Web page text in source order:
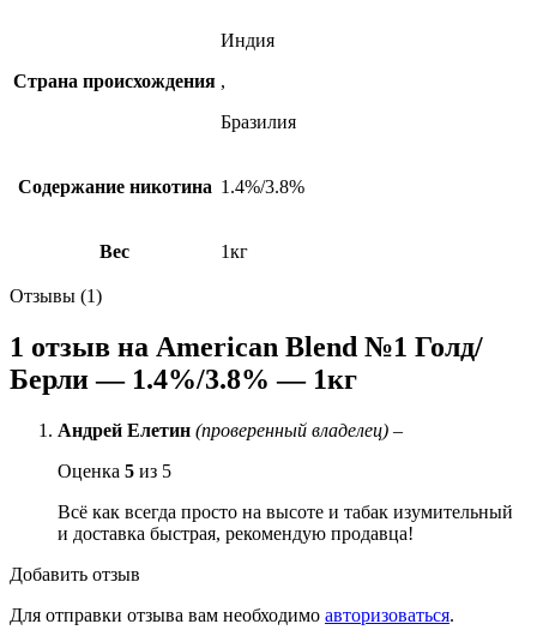
Страна происхождения
Индия
,
Бразилия
Содержание никотина 1.4%/3.8%
Вес 1кг
Отзывы (1)
1 отзыв на American Blend №1 Голд/
Берли — 1.4%/3.8% — 1кг
Андрей Елетин (проверенный владелец) –
Оценка 5 из 5
Всё как всегда просто на высоте и табак изумительный
и доставка быстрая, рекомендую продавца!
Добавить отзыв
Для отправки отзыва вам необходимо авторизоваться.